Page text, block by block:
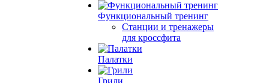
Функциональный тренинг
Станции и тренажеры
для кроссфита
Палатки
Грили